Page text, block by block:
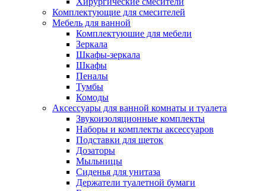
Комплектующие для смесителей
Мебель для ванной
Комплектуюшие для мебели
Зеркала
Шкафы-зеркала
Шкафы
Пеналы
Тумбы
Комоды
Аксессуары для ванной комнаты и туалета
Звукоизоляционные комплекты
Наборы и комплекты аксессуаров
Подставки для щеток
Дозаторы
Мыльницы
Сиденья для унитаза
Держатели туалетной бумаги